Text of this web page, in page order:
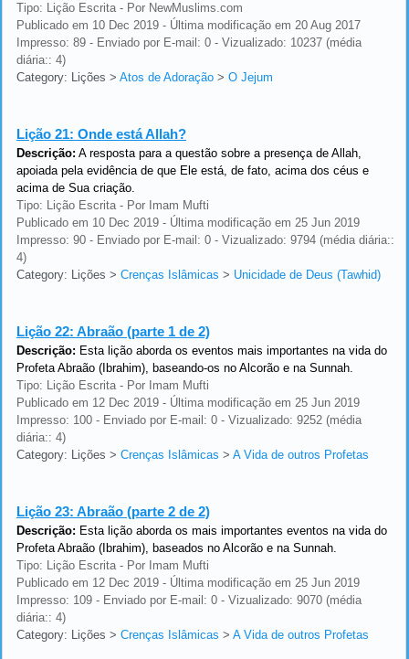
Tipo: Lição Escrita - Por NewMuslims.com
Publicado em 10 Dec 2019 - Última modificação em 20 Aug 2017
Impresso: 89 - Enviado por E-mail: 0 - Vizualizado: 10237 (média
diária:: 4)
Category: Lições > Atos de Adoração > O Jejum
Lição 21: Onde está Allah?
Descrição: A resposta para a questão sobre a presença de Allah,
apoiada pela evidência de que Ele está, de fato, acima dos céus e
acima de Sua criação.
Tipo: Lição Escrita - Por Imam Mufti
Publicado em 10 Dec 2019 - Última modificação em 25 Jun 2019
Impresso: 90 - Enviado por E-mail: 0 - Vizualizado: 9794 (média diária::
4)
Category: Lições > Crenças Islâmicas > Unicidade de Deus (Tawhid)
Lição 22: Abraão (parte 1 de 2)
Descrição: Esta lição aborda os eventos mais importantes na vida do
Profeta Abraão (Ibrahim), baseando-os no Alcorão e na Sunnah.
Tipo: Lição Escrita - Por Imam Mufti
Publicado em 12 Dec 2019 - Última modificação em 25 Jun 2019
Impresso: 100 - Enviado por E-mail: 0 - Vizualizado: 9252 (média
diária:: 4)
Category: Lições > Crenças Islâmicas > A Vida de outros Profetas
Lição 23: Abraão (parte 2 de 2)
Descrição: Esta lição aborda os mais importantes eventos na vida do
Profeta Abraão (Ibrahim), baseados no Alcorão e na Sunnah.
Tipo: Lição Escrita - Por Imam Mufti
Publicado em 12 Dec 2019 - Última modificação em 25 Jun 2019
Impresso: 109 - Enviado por E-mail: 0 - Vizualizado: 9070 (média
diária:: 4)
Category: Lições > Crenças Islâmicas > A Vida de outros Profetas